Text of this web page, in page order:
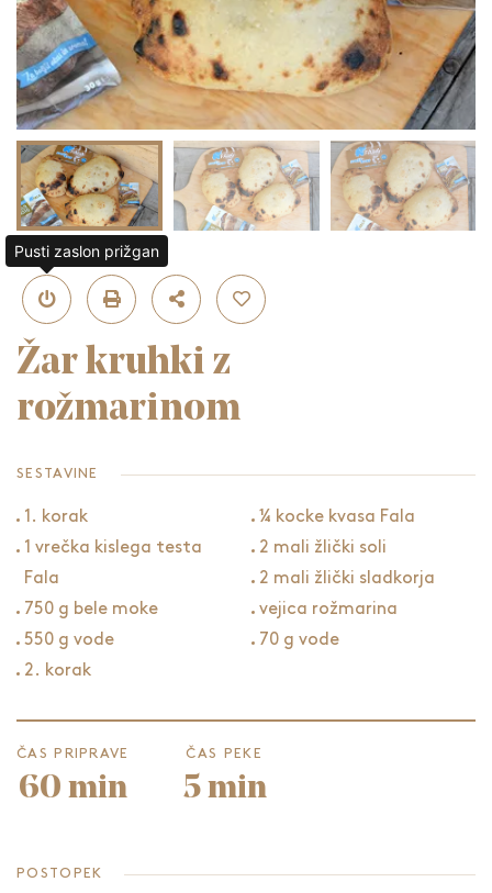
Žar kruhki z
rožmarinom
SESTAVINE
1. korak
1 vrečka kislega testa
Fala
750 g bele moke
550 g vode
2. korak
¼ kocke kvasa Fala
2 mali žlički soli
2 mali žlički sladkorja
vejica rožmarina
70 g vode
ČAS PRIPRAVE
60 min
ČAS PEKE
5 min
POSTOPEK
Pusti zaslon prižgan